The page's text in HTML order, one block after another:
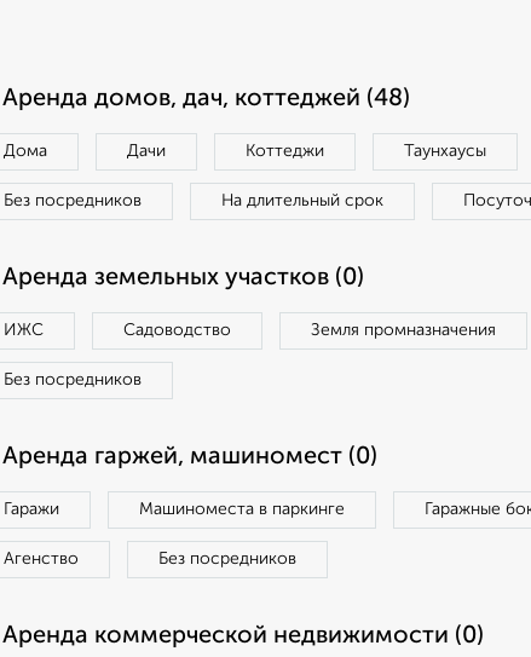
Аренда домов, дач, коттеджей (48)
Дома Дачи Коттеджи Таунхаусы
Без посредников На длительный срок
Аренда земельных участков (0)
ИЖС Садоводство Земля промназначения
Без посредников
Аренда гаржей, машиномест (0)
Гаражи Машиноместа в паркинге Гаражные
Агенство Без посредников
Аренда коммерческой недвижимости (0)